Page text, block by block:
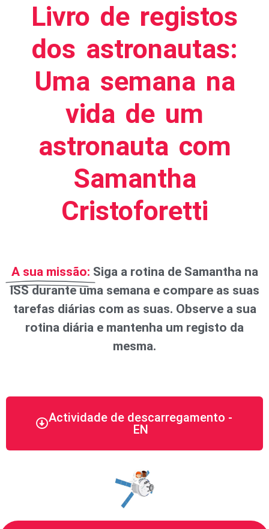
Livro de registos
dos astronautas:
Uma semana na
vida de um
astronauta com
Samantha
Cristoforetti
A sua missão: Siga a rotina de Samantha na
ISS durante uma semana e compare as suas
tarefas diárias com as suas. Observe a sua
rotina diária e mantenha um registo da
mesma.
Actividade de descarregamento -
EN